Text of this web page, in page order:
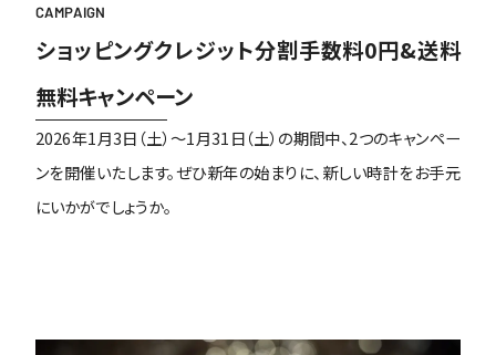
CAMPAIGN
ショッピングクレジット分割手数料0円&送料
無料キャンペーン
2026年1月3日（土）～1月31日（土）の期間中、2つのキャンペー
ンを開催いたします。ぜひ新年の始まりに、新しい時計をお手元
にいかがでしょうか。